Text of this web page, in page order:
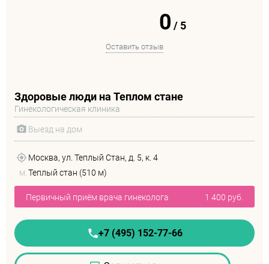
0 / 5
Оставить отзыв
Здоровые люди на Теплом стане
Гинекологическая клиника
Выезд на дом
Москва, ул. Теплый Стан, д. 5, к. 4
м. Теплый стан (510 м)
Первичный приём врача гинеколога 1 400 руб.
+7 (495) 152-77-66